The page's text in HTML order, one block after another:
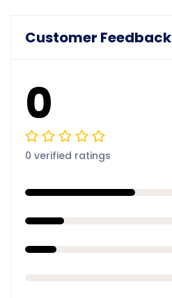
Customer Feedback
0
0 verified ratings